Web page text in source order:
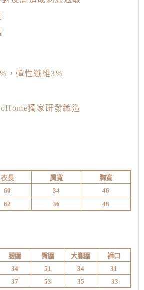
，彈性纖維3%
獨家研發織造
衣長 肩寬
胸寬
60 34
46
62 36 48
腰圍 臀圍 大腿圍
褲口
34 51 34
31
37 53 35 33